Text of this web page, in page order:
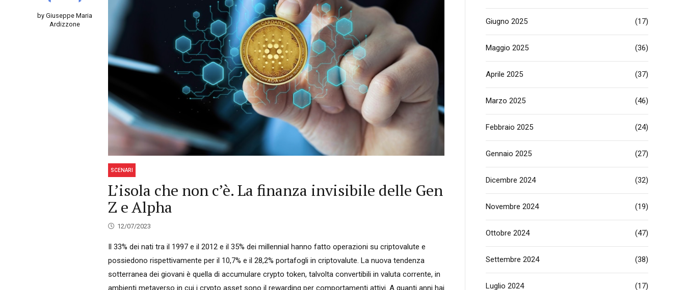
by Giuseppe Maria
Ardizzone
SCENARI
L’isola che non c’è. La finanza invisibile delle Gen
Z e Alpha
12/07/2023
Il 33% dei nati tra il 1997 e il 2012 e il 35% dei millennial hanno fatto operazioni su criptovalute e
possiedono rispettivamente per il 10,7% e il 28,2% portafogli in criptovalute. La nuova tendenza
sotterranea dei giovani è quella di accumulare crypto token, talvolta convertibili in valuta corrente, in
ambienti metaverso in cui i crypto asset sono il rewarding per comportamenti attivi. A quanti anni hai
Giugno 2025 (17)
Maggio 2025 (36)
Aprile 2025 (37)
Marzo 2025 (46)
Febbraio 2025 (24)
Gennaio 2025 (27)
Dicembre 2024 (32)
Novembre 2024 (19)
Ottobre 2024 (47)
Settembre 2024 (38)
Luglio 2024 (17)